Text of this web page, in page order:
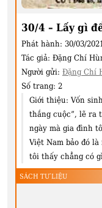
30/4 – Lấy gì
Phát hành: 30/03/
Tác giả: Đặng Chí
Người gửi: Đặng Chí
Số trang: 2
Giới thiệu: Vốn
thắng cuộc”, lẽ ra
ngày mà gia đình
Việt Nam bảo đó
tôi thấy chẳng có
SÁCH TƯ LIỆU